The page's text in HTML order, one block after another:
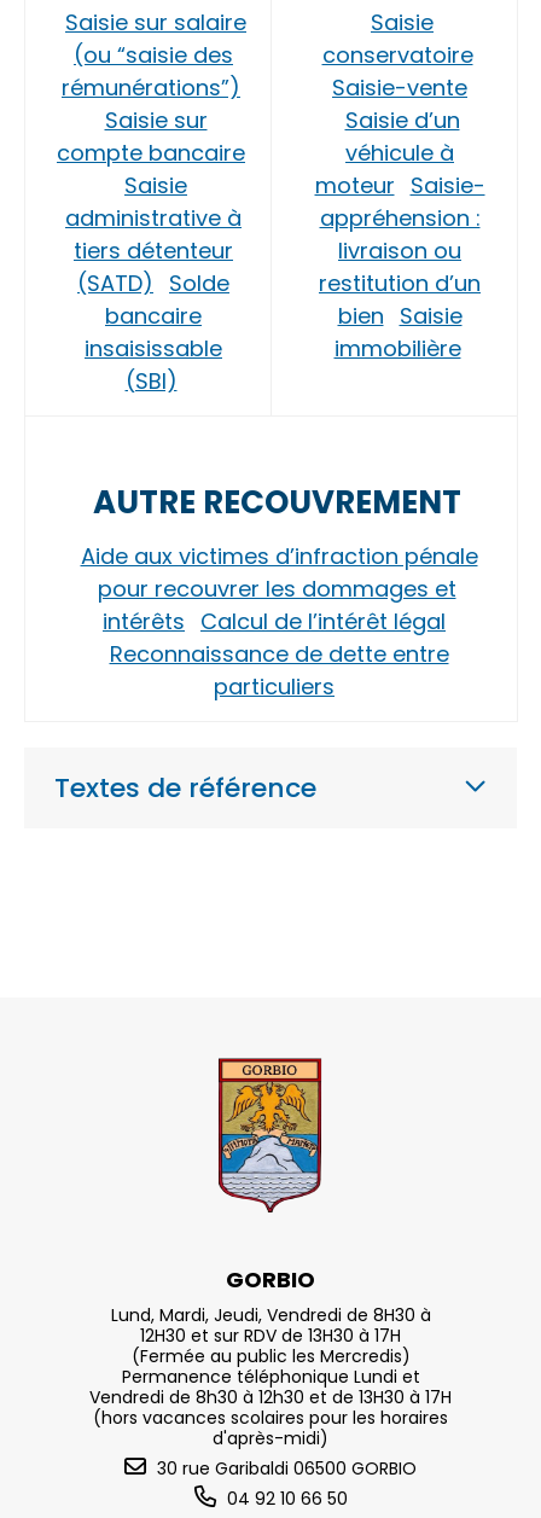
Saisie sur salaire
(ou “saisie des
rémunérations”)
Saisie sur
compte bancaire
Saisie
administrative à
tiers détenteur
(SATD)
Solde
bancaire
insaisissable
(SBI)
Saisie
conservatoire
Saisie-vente
Saisie d’un
véhicule à
moteur Saisie-
appréhension :
livraison ou
restitution d’un
bien Saisie
immobilière
AUTRE RECOUVREMENT
Aide aux victimes d’infraction pénale
pour recouvrer les dommages et
intérêts Calcul de l’intérêt légal
Reconnaissance de dette entre
particuliers
Textes de référence
GORBIO
Lund, Mardi, Jeudi, Vendredi de 8H30 à
12H30 et sur RDV de 13H30 à 17H
(Fermée au public les Mercredis)
Permanence téléphonique Lundi et
Vendredi de 8h30 à 12h30 et de 13H30 à 17H
(hors vacances scolaires pour les horaires
d'après-midi)
30 rue Garibaldi 06500 GORBIO
04 92 10 66 50